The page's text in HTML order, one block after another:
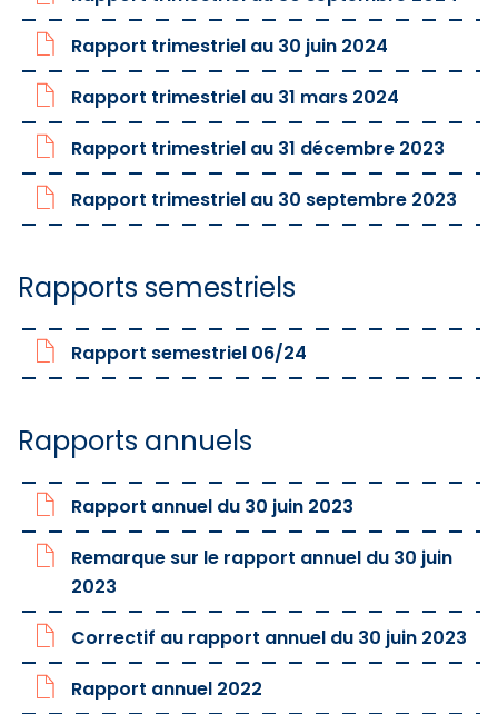
Rapport trimestriel au 30 juin 2024
Rapport trimestriel au 31 mars 2024
Rapport trimestriel au 31 décembre 2023
Rapport trimestriel au 30 septembre 2023
Rapports semestriels
Rapport semestriel 06/24
Rapports annuels
Rapport annuel du 30 juin 2023
Remarque sur le rapport annuel du 30 juin
2023
Correctif au rapport annuel du 30 juin 2023
Rapport annuel 2022